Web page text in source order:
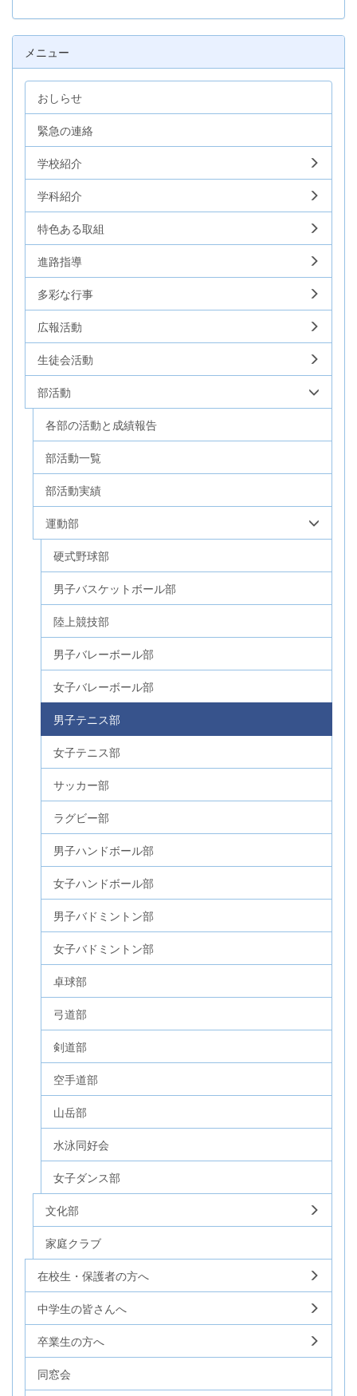
メニュー
おしらせ
緊急の連絡
学校紹介
学科紹介
特色ある取組
進路指導
多彩な行事
広報活動
生徒会活動
部活動
各部の活動と成績報告
部活動一覧
部活動実績
運動部
硬式野球部
男子バスケットボール部
陸上競技部
男子バレーボール部
女子バレーボール部
男子テニス部
女子テニス部
サッカー部
ラグビー部
男子ハンドボール部
女子ハンドボール部
男子バドミントン部
女子バドミントン部
卓球部
弓道部
剣道部
空手道部
山岳部
水泳同好会
女子ダンス部
文化部
家庭クラブ
在校生・保護者の方へ
中学生の皆さんへ
卒業生の方へ
同窓会